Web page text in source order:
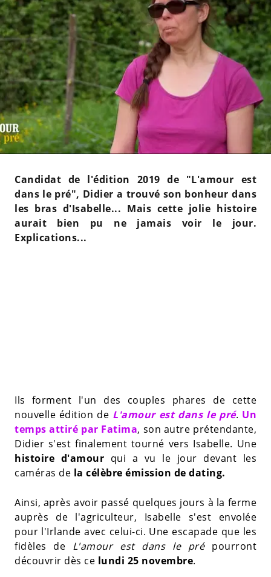
Candidat de l'édition 2019 de "L'amour est
dans le pré", Didier a trouvé son bonheur dans
les bras d'Isabelle... Mais cette jolie histoire
aurait bien pu ne jamais voir le jour.
Explications...
Ils forment l'un des couples phares de cette
nouvelle édition de L'amour est dans le pré. Un
temps attiré par Fatima, son autre prétendante,
Didier s'est finalement tourné vers Isabelle. Une
histoire d'amour qui a vu le jour devant les
caméras de la célèbre émission de dating.
Ainsi, après avoir passé quelques jours à la ferme
auprès de l'agriculteur, Isabelle s'est envolée
pour l'Irlande avec celui-ci. Une escapade que les
fidèles de L'amour est dans le prépourront
découvrir dès ce lundi 25 novembre.